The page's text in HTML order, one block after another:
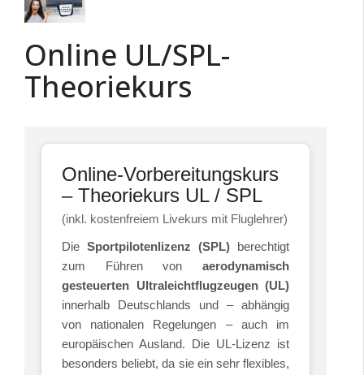
Online UL/SPL-
Theoriekurs
Online-Vorbereitungskurs
– Theoriekurs UL / SPL
(inkl. kostenfreiem Livekurs mit Fluglehrer)
Die Sportpilotenlizenz (SPL) berechtigt
zum Führen von aerodynamisch
gesteuerten Ultraleichtflugzeugen (UL)
innerhalb Deutschlands und – abhängig
von nationalen Regelungen – auch im
europäischen Ausland. Die UL-Lizenz ist
besonders beliebt, da sie ein sehr flexibles,